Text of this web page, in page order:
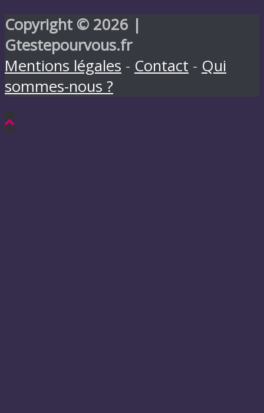
Copyright © 2026 |
Gtestepourvous.fr
Mentions légales - Contact - Qui
sommes-nous ?